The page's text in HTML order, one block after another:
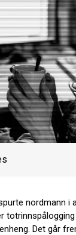
nordmann i
Det går